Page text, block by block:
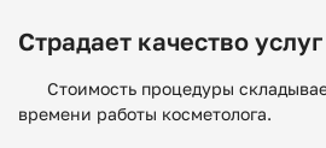
Страдает качество услуг
Стоимость процедуры
времени работы косметолога.